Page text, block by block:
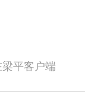
平客户端